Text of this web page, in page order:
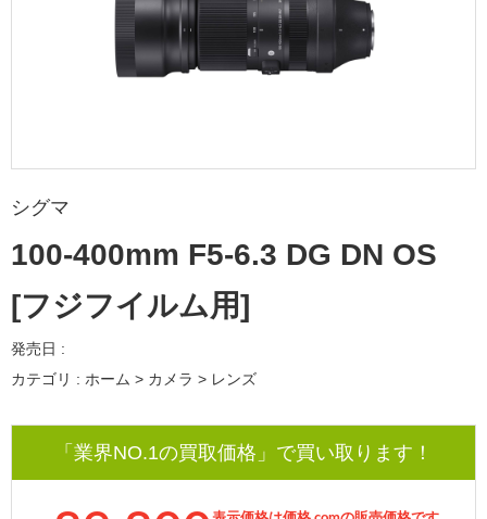
シグマ
100-400mm F5-6.3 DG DN OS
[フジフイルム用]
発売日 :
カテゴリ : ホーム > カメラ > レンズ
「業界NO.1の買取価格」で買い取ります！